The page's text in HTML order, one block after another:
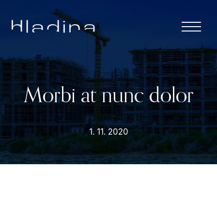
Menu
ÚVOD
RESORT A
SLUŽBY
LOKALITA
Morbi at nunc dolor
1. 11. 2020